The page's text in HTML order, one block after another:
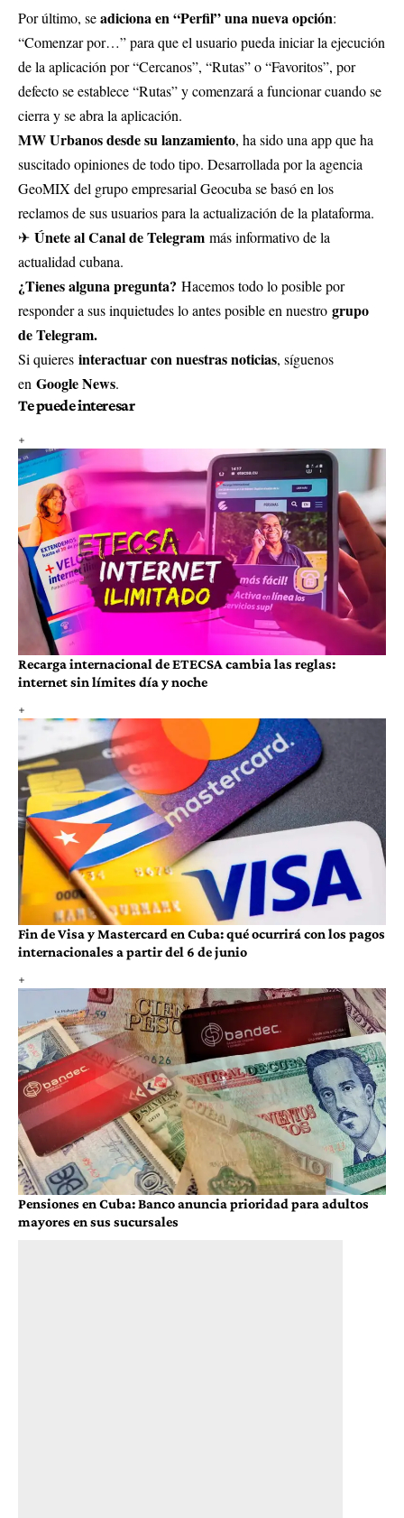
Por último, seadiciona en “Perfil” una nueva opción:
“Comenzar por…” para que el usuario pueda iniciar la ejecución
de la aplicación por “Cercanos”, “Rutas” o “Favoritos”, por
defecto se establece “Rutas” y comenzará a funcionar cuando se
cierra y se abra la aplicación.
MW Urbanos desde su lanzamiento, ha sido una app que ha
suscitado opiniones de todo tipo. Desarrollada por la agencia
GeoMIX del grupo empresarial Geocuba se basó en los
reclamos de sus usuarios para la actualización de la plataforma.
✈ Únete al Canal de Telegram más informativo de la
actualidad cubana.
¿Tienes alguna pregunta? Hacemos todo lo posible por
responder a sus inquietudes lo antes posible en nuestro grupo
de Telegram.
Si quieres interactuar con nuestras noticias, síguenos
en Google News.
Te puede interesar
Recarga internacional de ETECSA cambia las reglas:
internet sin límites día y noche
Fin de Visa y Mastercard en Cuba: qué ocurrirá con los pagos
internacionales a partir del 6 de junio
Pensiones en Cuba: Banco anuncia prioridad para adultos
mayores en sus sucursales